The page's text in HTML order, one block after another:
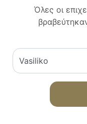
Όλες οι